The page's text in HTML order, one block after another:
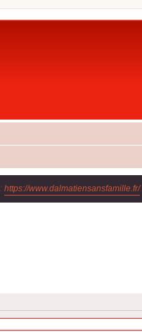
https://www.dalmatiensansfamille.fr/.